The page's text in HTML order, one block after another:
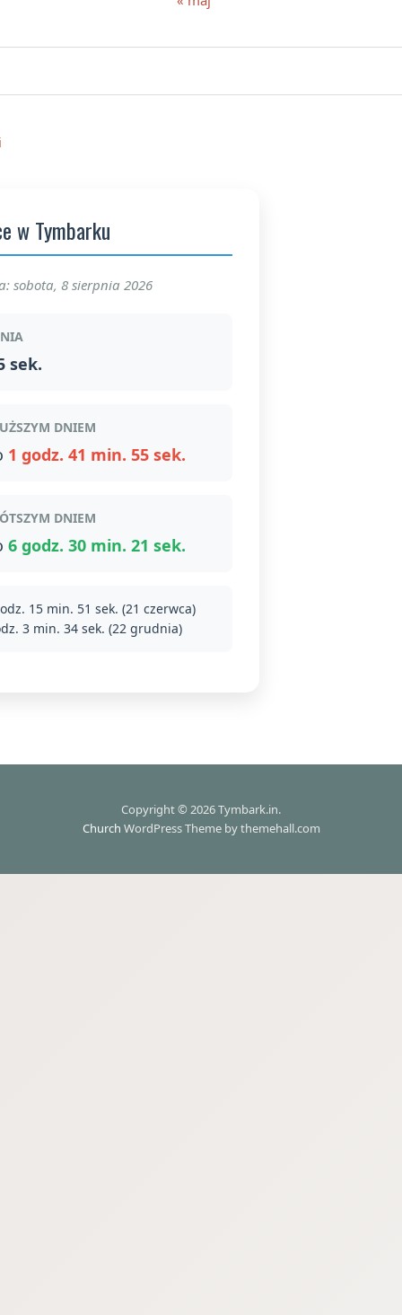
w Tymbarku
sobota, 8 sierpnia 2026
sek.
DNIEM
1 godz. 41 min. 55 sek.
DNIEM
6 godz. 30 min. 21 sek.
15 min. 51 sek. (21 czerwca)
3 min. 34 sek. (22 grudnia)
Copyright © 2026 Tymbark.in.
Church WordPress Theme by themehall.com